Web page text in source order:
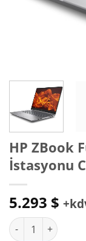
HP ZBook
İstasyonu
5.293 $
HP ZBook Fury